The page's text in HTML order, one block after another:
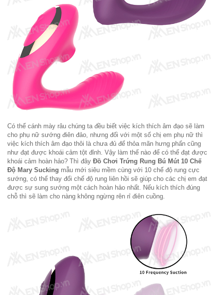
Có thể cánh mày râu chúng ta đều biết việc kích thích âm đạo sẽ làm
cho phụ nữ sướng điên đảo, nhưng đối với một số chị em phụ nữ thì
việc kích thích âm đạo thôi là chưa đủ để thỏa mãn hưng phấn cũng
như đạt được khoái cảm tột đỉnh. Vậy làm thế nào để có thể đạt được
khoái cảm hoàn hảo? Thì đây Đồ Chơi Trứng Rung Bú Mút 10 Chế
Độ Mary Sucking mẫu mới siêu mềm cùng với 10 chế độ rung cực
sướng, có thể thay đổi chế độ rung liên hồi sẽ giúp cho các chị em đạt
được sự sung sướng một cách hoàn hảo nhất. Nếu kích thích đúng
chỗ thì sẽ làm cho nàng không ngừng rên rỉ điên cuồng.